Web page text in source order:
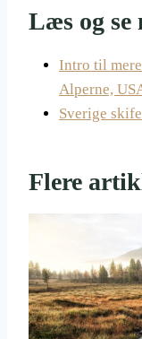
Læs og se
Intro til
Alperne,
Sverige
Flere